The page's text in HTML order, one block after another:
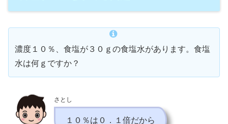
濃度１０％、食塩が３０ｇの食塩水があります。食塩
水は何ｇですか？
さとし
１０％は０．１倍だから